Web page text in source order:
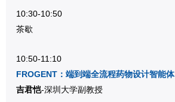
10:30-10:50
茶歇
10:50-11:10
FROGENT：端到端全流程药物设计智能体
吉君恺-深圳大学副教授